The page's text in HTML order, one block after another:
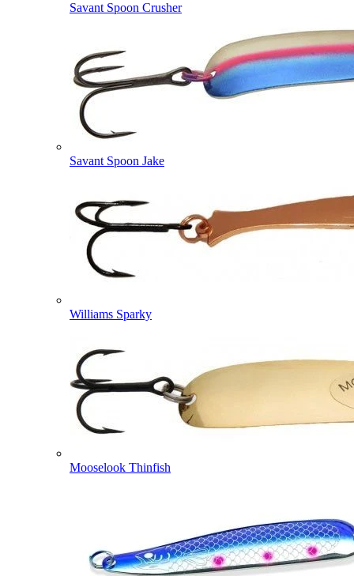
Savant Spoon Crusher
Savant Spoon Jake
Williams Sparky
Mooselook Thinfish